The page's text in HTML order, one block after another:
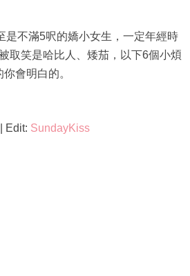
是不滿5呎的嬌小女生，一定年經時
取笑是哈比人、矮茄，以下6個小煩
會明白的。
Edit: SundayKiss